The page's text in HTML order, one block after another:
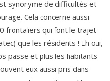
synonyme de difficultés et
Cela concerne aussi
frontaliers qui font le trajet
que les résidents ! Eh oui,
passe et plus les habitants
eux aussi pris dans